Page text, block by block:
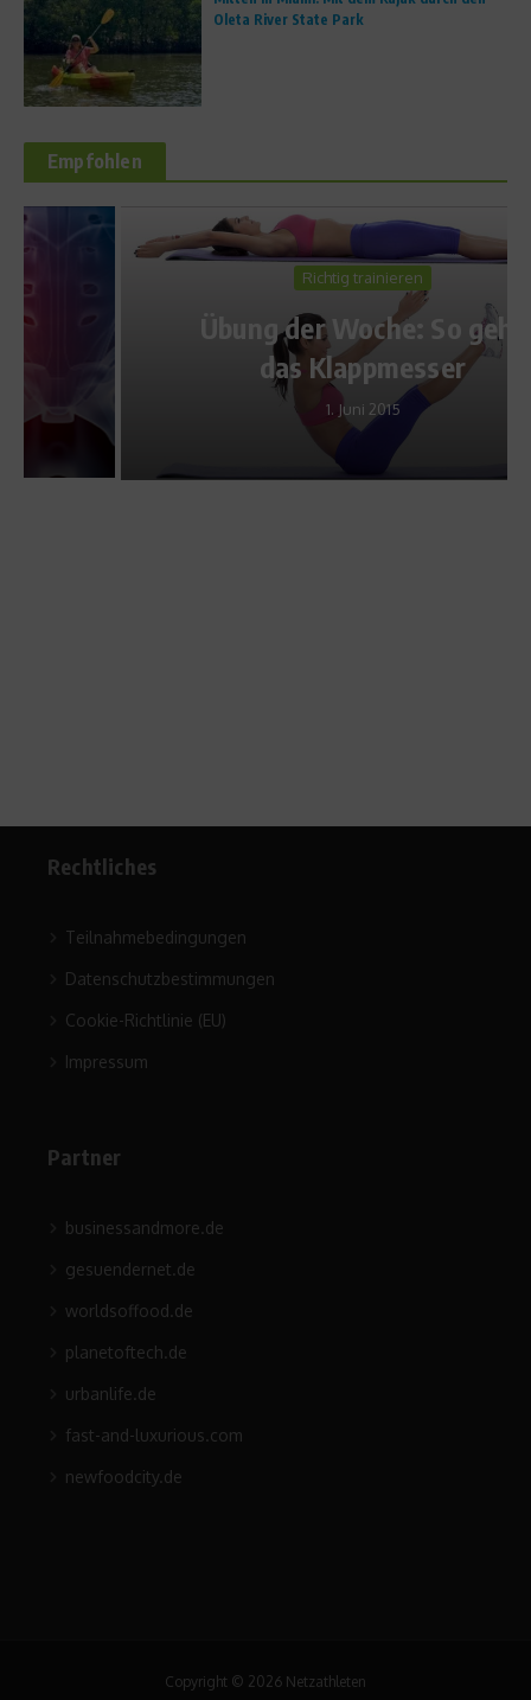
Oleta River State Park
Empfohlen
Richtig trainieren
Übung der Woche: So geht
das Klappmesser
Rechtliches
Teilnahmebedingungen
Datenschutzbestimmungen
Cookie-Richtlinie (EU)
Impressum
Partner
businessandmore.de
gesuendernet.de
worldsoffood.de
planetoftech.de
urbanlife.de
fast-and-luxurious.com
newfoodcity.de
Copyright © 2026 Netzathleten